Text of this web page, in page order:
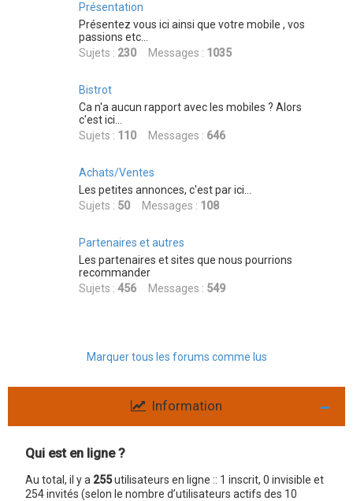
Présentation
Présentez vous ici ainsi que votre mobile , vos
passions etc...
Sujets : 230 Messages : 1035
Bistrot
Ca n'a aucun rapport avec les mobiles ? Alors
c'est ici...
Sujets : 110 Messages : 646
Achats/Ventes
Les petites annonces, c'est par ici...
Sujets : 50 Messages : 108
Partenaires et autres
Les partenaires et sites que nous pourrions
recommander
Sujets : 456 Messages : 549
Marquer tous les forums comme lus
Information
Qui est en ligne ?
Au total, il y a 255utilisateurs en ligne :: 1 inscrit, 0 invisible et
254 invités (selon le nombre d’utilisateurs actifs des 10